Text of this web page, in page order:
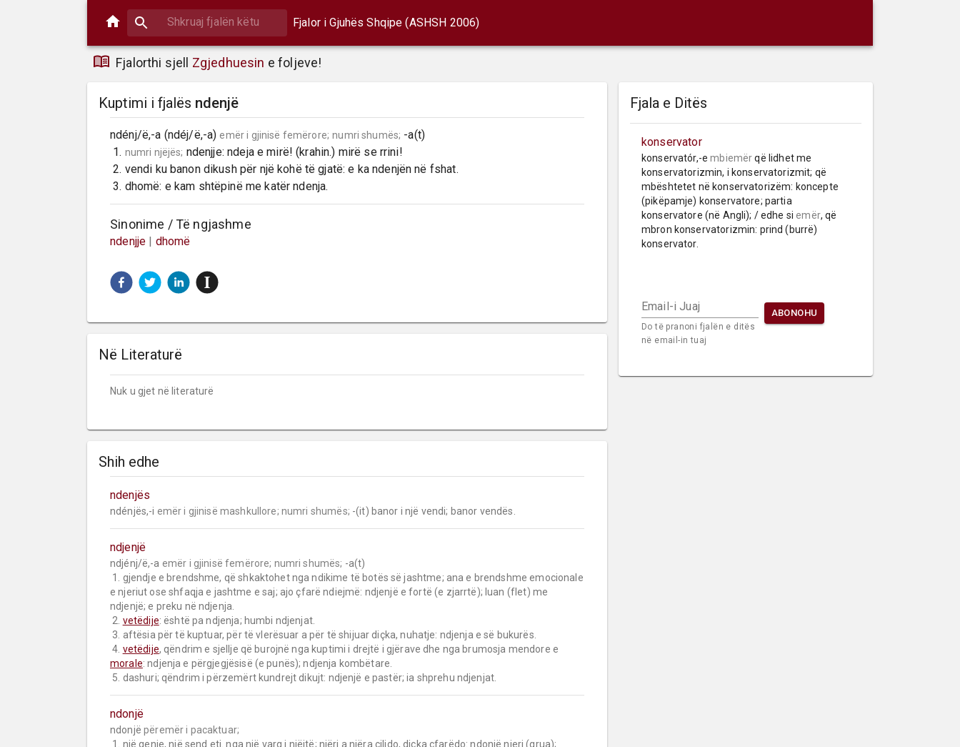
Fjalor i Gjuhës Shqipe (ASHSH 2006)
Fjalorthi sjell Zgjedhuesin e foljeve!
Kuptimi i fjalës ndenjë
ndénj/ë,-a (ndéj/ë,-a) emër i gjinisë femërore; numri shumës; -a(t)
1. numri njëjës; ndenjje: ndeja e mirë! (krahin.) mirë se rrini!
2. vendi ku banon dikush për një kohë të gjatë: e ka ndenjën në fshat.
3. dhomë: e kam shtëpinë me katër ndenja.
Sinonime / Të ngjashme
ndenjje | dhomë
Në Literaturë
Nuk u gjet në literaturë
Shih edhe
ndenjës
ndénjës,-i emër i gjinisë mashkullore; numri shumës; -(it) banor i një vendi; banor vendës.
ndjenjë
ndjénj/ë,-a emër i gjinisë femërore; numri shumës; -a(t)
e njeriut ose shfaqja e jashtme e saj; ajo çfarë ndiejmë: ndjenjë e fortë (e zjarrtë); luan (flet) me
ndjenjë; e preku në ndjenja.
2. vetëdije: është pa ndjenja; humbi ndjenjat.
4. vetëdije
morale: ndjenja e përgjegjësisë (e punës); ndjenja kombëtare.
5. dashuri; qëndrim i përzemërt kundrejt dikujt: ndjenjë e pastër; ia shprehu ndjenjat.
ndonjë
ndonjë përemër i pacaktuar;
Fjala e Ditës
konservator
konservatór,-e mbiemër që lidhet me
konservatorizmin, i konservatorizmit; që
mbështetet në konservatorizëm: koncepte
(pikëpamje) konservatore; partia
konservatore (në Angli); / edhe si emër, që
mbron konservatorizmin: prind (burrë)
konservator.
Email-i Juaj
Do të pranoni fjalën e ditës
në email-in tuaj
ABONOHU